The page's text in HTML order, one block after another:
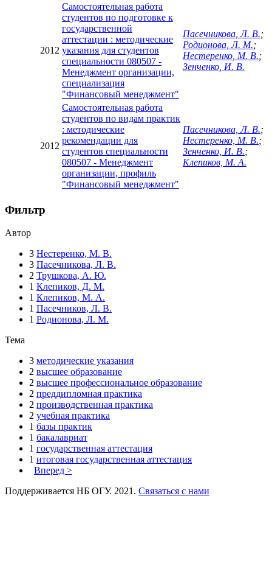
2012
Самостоятельная работа
студентов по подготовке к
государственной
аттестации : методические
указания для студентов
специальности 080507 -
Менеджмент организации,
специализация
"Финансовый менеджмент"
Пасечникова, Л. В.;
Родионова, Л. М.;
Нестеренко, М. В.;
Зенченко, И. В.
2012
Самостоятельная работа
студентов по видам практик
: методические
рекомендации для
студентов специальности
080507 - Менеджмент
организации, профиль
"Финансовый менеджмент"
Пасечникова, Л. В.;
Нестеренко, М. В.;
Зенченко, И. В.;
Клепиков, М. А.
Фильтр
Автор
3 Нестеренко, М. В.
3 Пасечникова, Л. В.
2 Трушкова, А. Ю.
1 Клепиков, Д. М.
1 Клепиков, М. А.
1 Пасечников, Л. В.
1 Родионова, Л. М.
Тема
3 методические указания
2 высшее образование
2 высшее профессиональное образование
2 преддипломная практика
2 производственная практика
2 учебная практика
1 базы практик
1 бакалавриат
1 государственная аттестация
1 итоговая государственная аттестация
Вперед >
Поддерживается НБ ОГУ. 2021. Связаться с нами